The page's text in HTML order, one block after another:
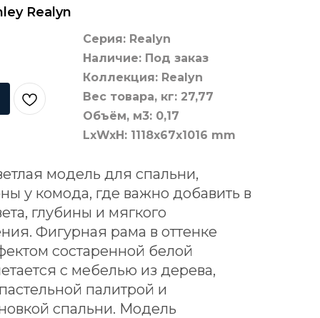
Realyn
Серия: Realyn
Наличие: Под заказ
Коллекция: Realyn
Вес товара, кг: 27,77
Объём, м3: 0,17
LxWxH: 1118x67x1016 mm
модель для спальни,
у комода, где важно добавить в
глубины и мягкого
Фигурная рама в оттенке
состаренной белой
с мебелью из дерева,
палитрой и
спальни. Модель